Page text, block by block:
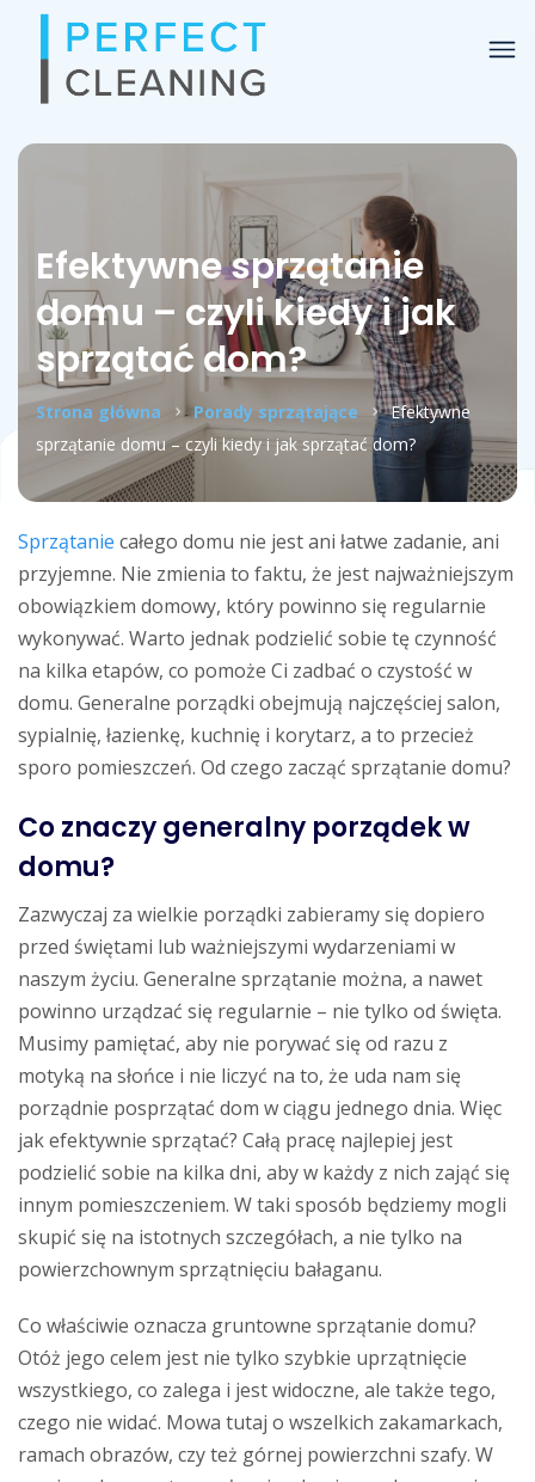
Efektywne sprzątanie
domu – czyli kiedy i jak
sprzątać dom?
Strona główna Porady sprzątające
Efektywne
sprzątanie domu – czyli kiedy i jak sprzątać dom?
Sprzątanie całego domu nie jest ani łatwe zadanie, ani
przyjemne. Nie zmienia to faktu, że jest najważniejszym
obowiązkiem domowy, który powinno się regularnie
wykonywać. Warto jednak podzielić sobie tę czynność
na kilka etapów, co pomoże Ci zadbać o czystość w
domu. Generalne porządki obejmują najczęściej salon,
sypialnię, łazienkę, kuchnię i korytarz, a to przecież
sporo pomieszczeń. Od czego zacząć sprzątanie domu?
Co znaczy generalny porządek w
domu?
Zazwyczaj za wielkie porządki zabieramy się dopiero
przed świętami lub ważniejszymi wydarzeniami w
naszym życiu. Generalne sprzątanie można, a nawet
powinno urządzać się regularnie – nie tylko od święta.
Musimy pamiętać, aby nie porywać się od razu z
motyką na słońce i nie liczyć na to, że uda nam się
porządnie posprzątać dom w ciągu jednego dnia. Więc
jak efektywnie sprzątać? Całą pracę najlepiej jest
podzielić sobie na kilka dni, aby w każdy z nich zająć się
innym pomieszczeniem. W taki sposób będziemy mogli
skupić się na istotnych szczegółach, a nie tylko na
powierzchownym sprzątnięciu bałaganu.
Co właściwie oznacza gruntowne sprzątanie domu?
Otóż jego celem jest nie tylko szybkie uprzątnięcie
wszystkiego, co zalega i jest widoczne, ale także tego,
czego nie widać. Mowa tutaj o wszelkich zakamarkach,
ramach obrazów, czy też górnej powierzchni szafy. W